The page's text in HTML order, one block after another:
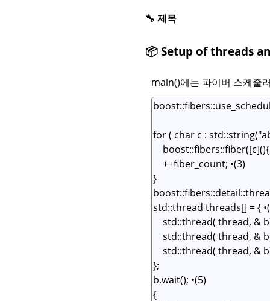
🔧 제목
📦 Setup of threads
main()에는 파이버 스케줄